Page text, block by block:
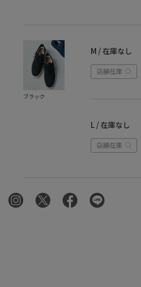
ブラック
M / 在庫なし
店舗在庫
L / 在庫なし
店舗在庫